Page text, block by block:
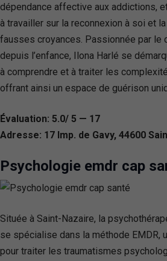
dépendance affective aux addictions,
à travailler sur la reconnexion à soi et
fausses croyances. Passionnée par le
depuis l’enfance, Ilona Harlé se
à comprendre et à traiter les
offrant ainsi un espace de guérison
Évaluation: 5.0/ 5 — 17
Adresse: 17 Imp. de Gavy, 44600
Psychologie emdr cap
Située à Saint-Nazaire, la
se spécialise dans la méthode EMDR,
pour traiter les traumatismes